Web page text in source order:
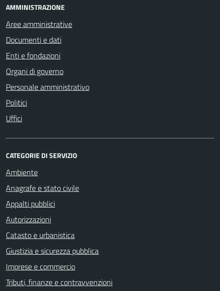
AMMINISTRAZIONE
Aree amministrative
Documenti e dati
Enti e fondazioni
Organi di governo
Personale amministrativo
Politici
Uffici
CATEGORIE DI SERVIZIO
Ambiente
Anagrafe e stato civile
Appalti pubblici
Autorizzazioni
Catasto e urbanistica
Giustizia e sicurezza pubblica
Imprese e commercio
Tributi, finanze e contravvenzioni